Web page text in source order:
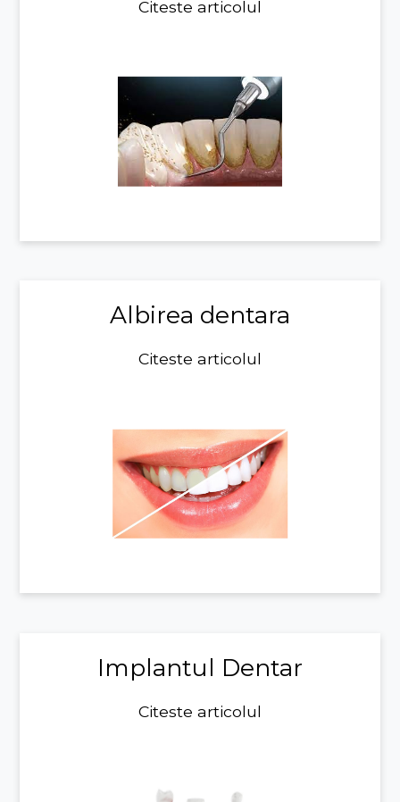
Citeste articolul
Albirea dentara
Citeste articolul
Implantul Dentar
Citeste articolul